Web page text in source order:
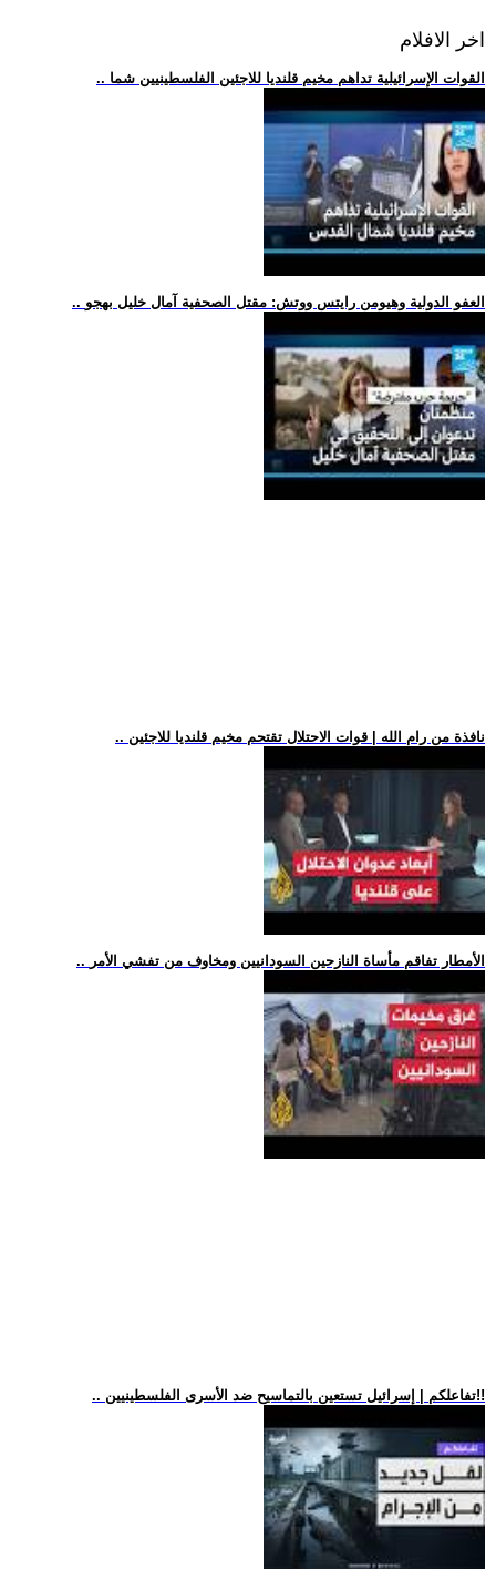
اخر الافلام
.. القوات الإسرائيلية تداهم مخيم قلنديا للاجئين الفلسطينيين شما
.. العفو الدولية وهيومن رايتس ووتش: مقتل الصحفية آمال خليل بهجو
.. نافذة من رام الله | قوات الاحتلال تقتحم مخيم قلنديا للاجئين
.. الأمطار تفاقم مأساة النازحين السودانيين ومخاوف من تفشي الأمر
.. تفاعلكم | إسرائيل تستعين بالتماسيح ضد الأسرى الفلسطينيين!!